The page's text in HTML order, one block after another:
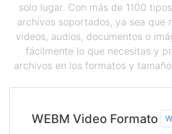
solo lugar. Con más de 1100
archivos soportados, ya sea que
videos, audios, documentos o
fácilmente lo que necesitas y
archivos en los formatos y
WEBM Video Formato